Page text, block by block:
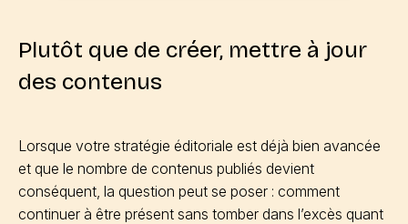
Plutôt que de créer, mettre à jour
des contenus
Lorsque votre stratégie éditoriale est déjà bien avancée
et que le nombre de contenus publiés devient
conséquent, la question peut se poser : comment
continuer à être présent sans tomber dans l’excès quant